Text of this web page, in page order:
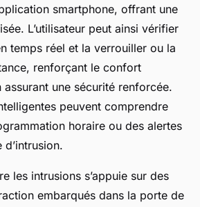
smartphone, offrant une
L’utilisateur peut ainsi vérifier
temps réel et la verrouiller ou la
renforçant le confort
assurant une sécurité renforcée.
peuvent comprendre
horaire ou des alertes
les intrusions s’appuie sur des
embarqués dans la porte de